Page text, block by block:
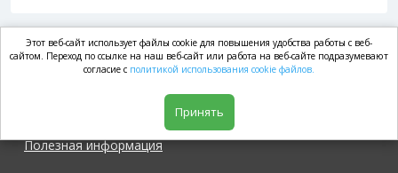
market.com
Полезная информация
Этот веб-сайт использует файлы cookie для повышения удобства работы с веб-
сайтом. Переход по ссылке на наш веб-сайт или работа на веб-сайте подразумевают
согласие с политикой использования cookie файлов.
Принять